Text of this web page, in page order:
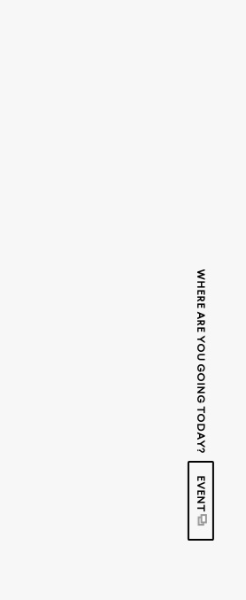
WHERE ARE YOU GOING TODAY?
EVENT